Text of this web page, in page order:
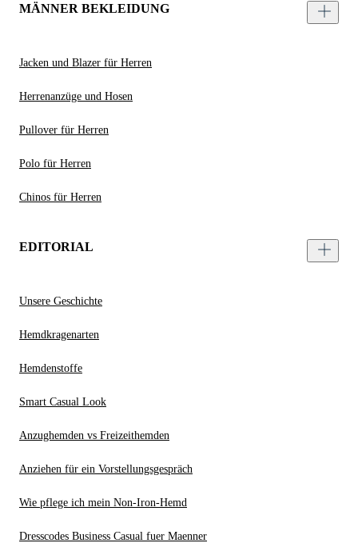
MÄNNER BEKLEIDUNG
Jacken und Blazer für Herren
Herrenanzüge und Hosen
Pullover für Herren
Polo für Herren
Chinos für Herren
EDITORIAL
Unsere Geschichte
Hemdkragenarten
Hemdenstoffe
Smart Casual Look
Anzughemden vs Freizeithemden
Anziehen für ein Vorstellungsgespräch
Wie pflege ich mein Non-Iron-Hemd
Dresscodes Business Casual fuer Maenner